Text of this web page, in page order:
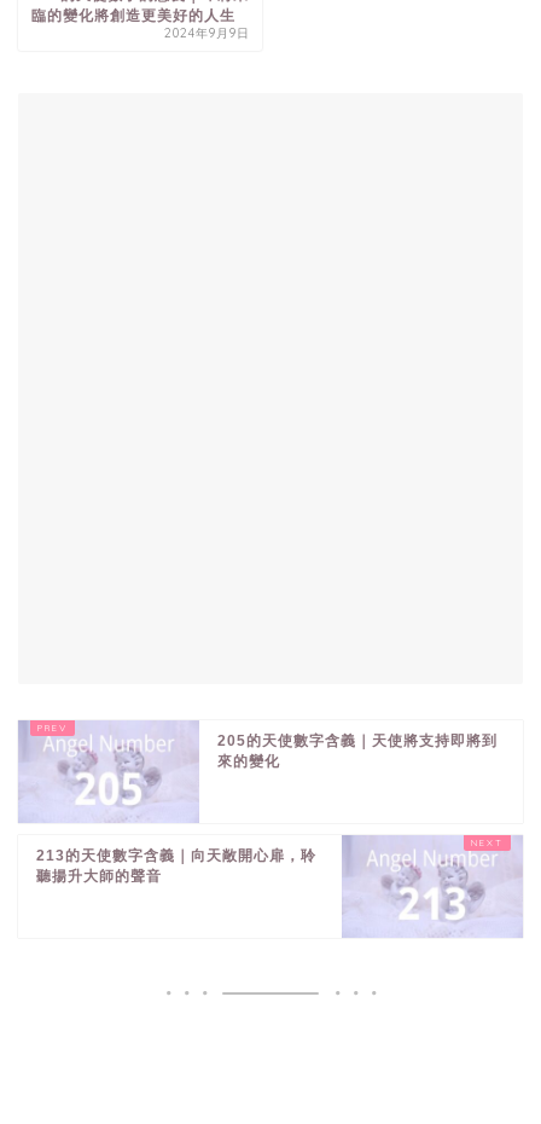
臨的變化將創造更美好的人生
2024年9月9日
205的天使數字含義｜天使將支持即將到
來的變化
213的天使數字含義｜向天敞開心扉，聆
聽揚升大師的聲音